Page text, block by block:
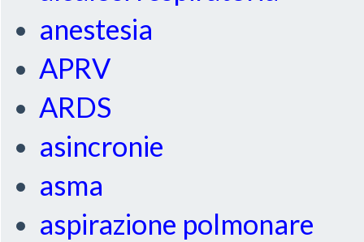
anestesia
APRV
ARDS
asincronie
asma
aspirazione polmonare